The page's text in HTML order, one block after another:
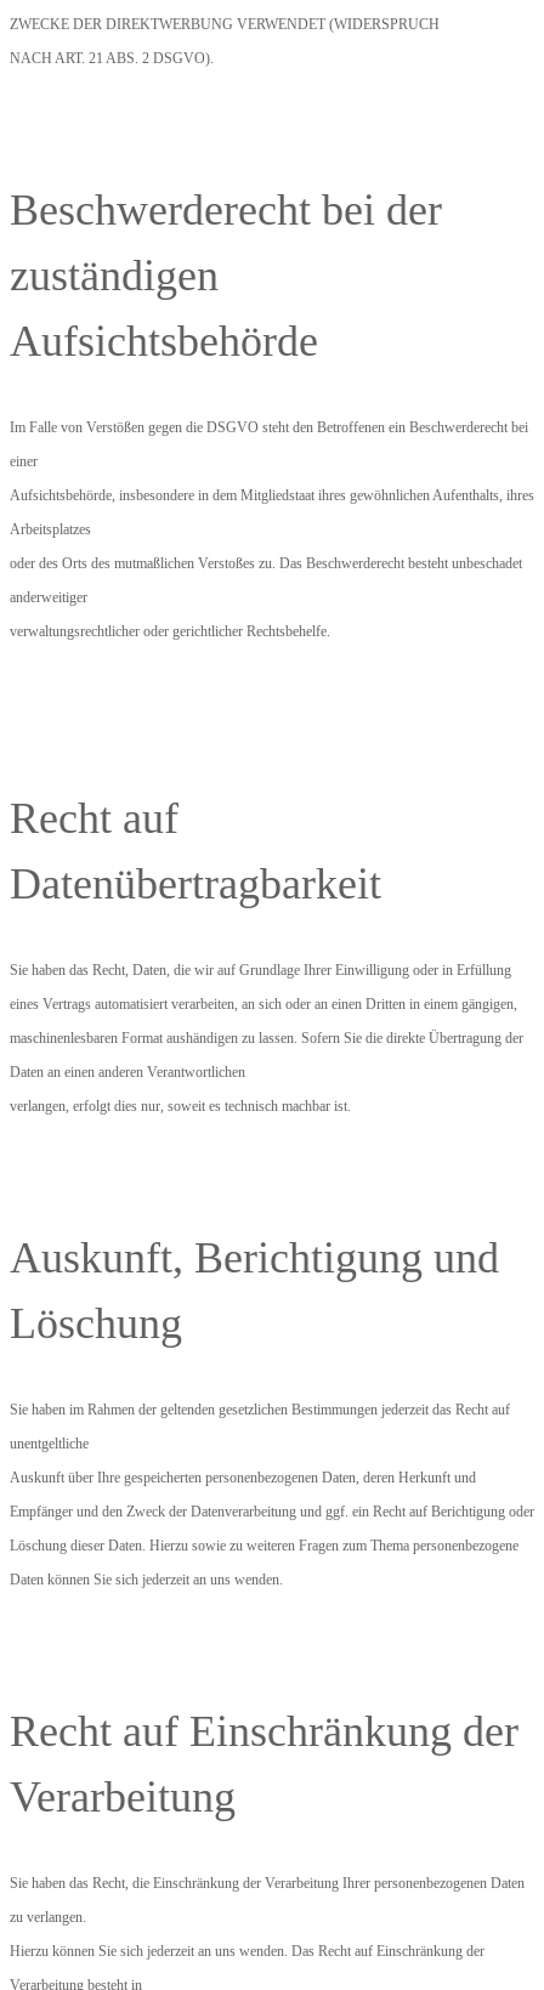
ZWECKE DER DIREKTWERBUNG VERWENDET (WIDERSPRUCH
NACH ART. 21 ABS. 2 DSGVO).
Beschwerderecht bei der
zuständigen
Aufsichtsbehörde
Im Falle von Verstößen gegen die DSGVO steht den Betroffenen ein Beschwerderecht bei
einer
Aufsichtsbehörde, insbesondere in dem Mitgliedstaat ihres gewöhnlichen Aufenthalts, ihres
Arbeitsplatzes
oder des Orts des mutmaßlichen Verstoßes zu. Das Beschwerderecht besteht unbeschadet
anderweitiger
verwaltungsrechtlicher oder gerichtlicher Rechtsbehelfe.
Recht auf
Datenübertragbarkeit
Sie haben das Recht, Daten, die wir auf Grundlage Ihrer Einwilligung oder in Erfüllung
eines Vertrags automatisiert verarbeiten, an sich oder an einen Dritten in einem gängigen,
maschinenlesbaren Format aushändigen zu lassen. Sofern Sie die direkte Übertragung der
Daten an einen anderen Verantwortlichen
verlangen, erfolgt dies nur, soweit es technisch machbar ist.
Auskunft, Berichtigung und
Löschung
Sie haben im Rahmen der geltenden gesetzlichen Bestimmungen jederzeit das Recht auf
unentgeltliche
Auskunft über Ihre gespeicherten personenbezogenen Daten, deren Herkunft und
Empfänger und den Zweck der Datenverarbeitung und ggf. ein Recht auf Berichtigung oder
Löschung dieser Daten. Hierzu sowie zu weiteren Fragen zum Thema personenbezogene
Daten können Sie sich jederzeit an uns wenden.
Recht auf Einschränkung der
Verarbeitung
Sie haben das Recht, die Einschränkung der Verarbeitung Ihrer personenbezogenen Daten
zu verlangen.
Hierzu können Sie sich jederzeit an uns wenden. Das Recht auf Einschränkung der
Verarbeitung besteht in